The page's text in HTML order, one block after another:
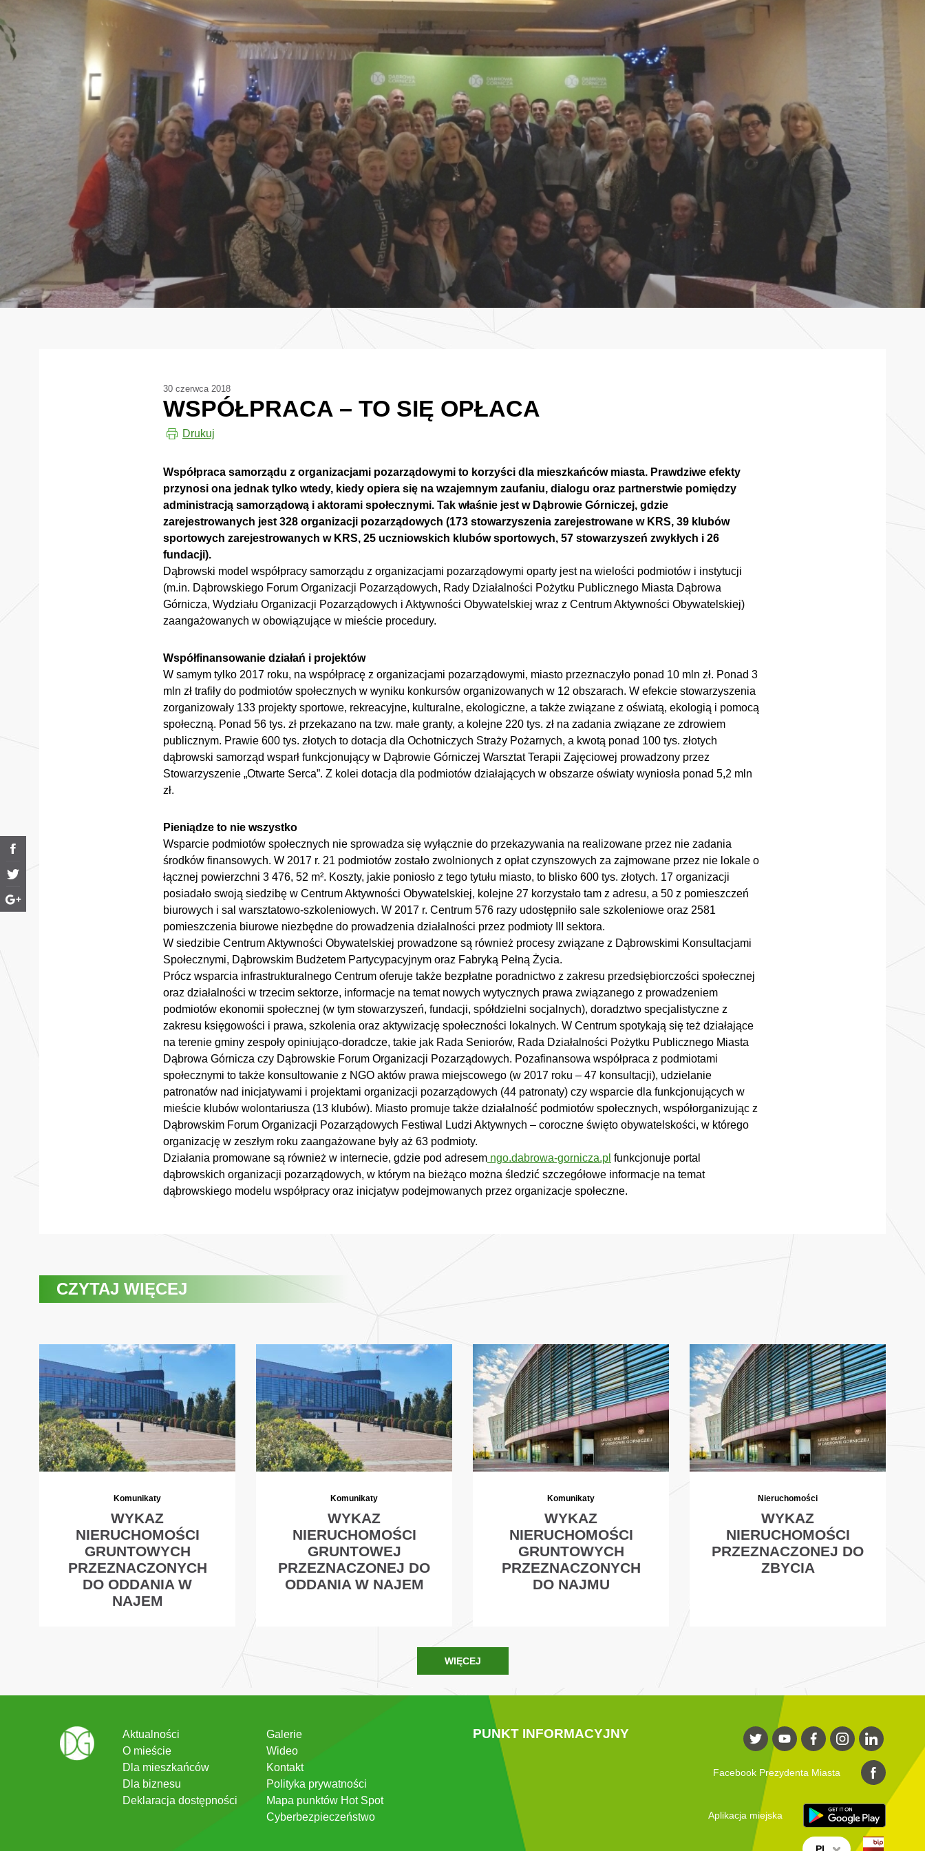
30 czerwca 2018
WSPÓŁPRACA – TO SIĘ OPŁACA
Drukuj
Współpraca samorządu z organizacjami pozarządowymi to korzyści dla mieszkańców miasta. Prawdziwe efekty
przynosi ona jednak tylko wtedy, kiedy opiera się na wzajemnym zaufaniu, dialogu oraz partnerstwie pomiędzy
administracją samorządową i aktorami społecznymi. Tak właśnie jest w Dąbrowie Górniczej, gdzie
zarejestrowanych jest 328 organizacji pozarządowych (173 stowarzyszenia zarejestrowane w KRS, 39 klubów
sportowych zarejestrowanych w KRS, 25 uczniowskich klubów sportowych, 57 stowarzyszeń zwykłych i 26
fundacji).
Dąbrowski model współpracy samorządu z organizacjami pozarządowymi oparty jest na wielości podmiotów i instytucji
(m.in. Dąbrowskiego Forum Organizacji Pozarządowych, Rady Działalności Pożytku Publicznego Miasta Dąbrowa
Górnicza, Wydziału Organizacji Pozarządowych i Aktywności Obywatelskiej wraz z Centrum Aktywności Obywatelskiej)
zaangażowanych w obowiązujące w mieście procedury.
Współfinansowanie działań i projektów
W samym tylko 2017 roku, na współpracę z organizacjami pozarządowymi, miasto przeznaczyło ponad 10 mln zł. Ponad 3
mln zł trafiły do podmiotów społecznych w wyniku konkursów organizowanych w 12 obszarach. W efekcie stowarzyszenia
zorganizowały 133 projekty sportowe, rekreacyjne, kulturalne, ekologiczne, a także związane z oświatą, ekologią i pomocą
społeczną. Ponad 56 tys. zł przekazano na tzw. małe granty, a kolejne 220 tys. zł na zadania związane ze zdrowiem
publicznym. Prawie 600 tys. złotych to dotacja dla Ochotniczych Straży Pożarnych, a kwotą ponad 100 tys. złotych
dąbrowski samorząd wsparł funkcjonujący w Dąbrowie Górniczej Warsztat Terapii Zajęciowej prowadzony przez
Stowarzyszenie „Otwarte Serca”. Z kolei dotacja dla podmiotów działających w obszarze oświaty wyniosła ponad 5,2 mln
zł.
Pieniądze to nie wszystko
Wsparcie podmiotów społecznych nie sprowadza się wyłącznie do przekazywania na realizowane przez nie zadania
środków finansowych. W 2017 r. 21 podmiotów zostało zwolnionych z opłat czynszowych za zajmowane przez nie lokale o
łącznej powierzchni 3 476, 52 m². Koszty, jakie poniosło z tego tytułu miasto, to blisko 600 tys. złotych. 17 organizacji
posiadało swoją siedzibę w Centrum Aktywności Obywatelskiej, kolejne 27 korzystało tam z adresu, a 50 z pomieszczeń
biurowych i sal warsztatowo-szkoleniowych. W 2017 r. Centrum 576 razy udostępniło sale szkoleniowe oraz 2581
pomieszczenia biurowe niezbędne do prowadzenia działalności przez podmioty III sektora.
W siedzibie Centrum Aktywności Obywatelskiej prowadzone są również procesy związane z Dąbrowskimi Konsultacjami
Społecznymi, Dąbrowskim Budżetem Partycypacyjnym oraz Fabryką Pełną Życia.
Prócz wsparcia infrastrukturalnego Centrum oferuje także bezpłatne poradnictwo z zakresu przedsiębiorczości społecznej
oraz działalności w trzecim sektorze, informacje na temat nowych wytycznych prawa związanego z prowadzeniem
podmiotów ekonomii społecznej (w tym stowarzyszeń, fundacji, spółdzielni socjalnych), doradztwo specjalistyczne z
zakresu księgowości i prawa, szkolenia oraz aktywizację społeczności lokalnych. W Centrum spotykają się też działające
na terenie gminy zespoły opiniująco-doradcze, takie jak Rada Seniorów, Rada Działalności Pożytku Publicznego Miasta
Dąbrowa Górnicza czy Dąbrowskie Forum Organizacji Pozarządowych. Pozafinansowa współpraca z podmiotami
społecznymi to także konsultowanie z NGO aktów prawa miejscowego (w 2017 roku – 47 konsultacji), udzielanie
patronatów nad inicjatywami i projektami organizacji pozarządowych (44 patronaty) czy wsparcie dla funkcjonujących w
mieście klubów wolontariusza (13 klubów). Miasto promuje także działalność podmiotów społecznych, współorganizując z
Dąbrowskim Forum Organizacji Pozarządowych Festiwal Ludzi Aktywnych – coroczne święto obywatelskości, w którego
organizację w zeszłym roku zaangażowane były aż 63 podmioty.
Działania promowane są również w internecie, gdzie pod adresem ngo.dabrowa-gornicza.pl funkcjonuje portal
dąbrowskich organizacji pozarządowych, w którym na bieżąco można śledzić szczegółowe informacje na temat
dąbrowskiego modelu współpracy oraz inicjatyw podejmowanych przez organizacje społeczne.
CZYTAJ WIĘCEJ
Komunikaty
WYKAZ
NIERUCHOMOŚCI
GRUNTOWYCH
PRZEZNACZONYCH
DO ODDANIA W
NAJEM
Komunikaty
WYKAZ
NIERUCHOMOŚCI
GRUNTOWEJ
PRZEZNACZONEJ DO
ODDANIA W NAJEM
Komunikaty
WYKAZ
NIERUCHOMOŚCI
GRUNTOWYCH
PRZEZNACZONYCH
DO NAJMU
Nieruchomości
WYKAZ
NIERUCHOMOŚCI
PRZEZNACZONEJ DO
ZBYCIA
WIĘCEJ
Aktualności
O mieście
Dla mieszkańców
Dla biznesu
Deklaracja dostępności
Galerie
Wideo
Kontakt
Polityka prywatności
Mapa punktów Hot Spot
Cyberbezpieczeństwo
PUNKT INFORMACYJNY
Facebook Prezydenta Miasta
Aplikacja miejska